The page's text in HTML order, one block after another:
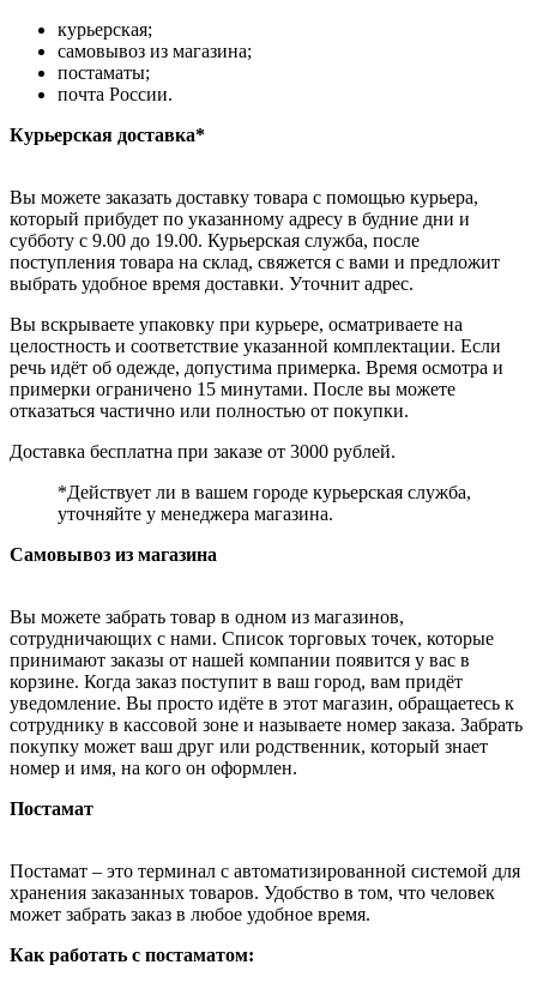
курьерская;
самовывоз из магазина;
постаматы;
почта России.
Курьерская доставка*
Вы можете заказать доставку товара с помощью курьера,
который прибудет по указанному адресу в будние дни и
субботу с 9.00 до 19.00. Курьерская служба, после
поступления товара на склад, свяжется с вами и предложит
выбрать удобное время доставки. Уточнит адрес.
Вы вскрываете упаковку при курьере, осматриваете на
целостность и соответствие указанной комплектации. Если
речь идёт об одежде, допустима примерка. Время осмотра и
примерки ограничено 15 минутами. После вы можете
отказаться частично или полностью от покупки.
Доставка бесплатна при заказе от 3000 рублей.
*Действует ли в вашем городе курьерская служба,
уточняйте у менеджера магазина.
Самовывоз из магазина
Вы можете забрать товар в одном из магазинов,
сотрудничающих с нами. Список торговых точек, которые
принимают заказы от нашей компании появится у вас в
корзине. Когда заказ поступит в ваш город, вам придёт
уведомление. Вы просто идёте в этот магазин, обращаетесь к
сотруднику в кассовой зоне и называете номер заказа. Забрать
покупку может ваш друг или родственник, который знает
номер и имя, на кого он оформлен.
Постамат
Постамат – это терминал с автоматизированной системой для
хранения заказанных товаров. Удобство в том, что человек
может забрать заказ в любое удобное время.
Как работать с постаматом: